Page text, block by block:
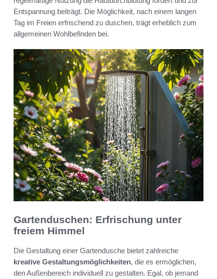
Entspannung beiträgt. Die Möglichkeit, nach einem langen
Tag im Freien erfrischend zu duschen, trägt erheblich zum
allgemeinen Wohlbefinden bei.
Gartenduschen: Erfrischung unter
freiem Himmel
Die Gestaltung einer Gartendusche bietet zahlreiche
kreative Gestaltungsmöglichkeiten, die es ermöglichen,
den Außenbereich individuell zu gestalten. Egal, ob jemand